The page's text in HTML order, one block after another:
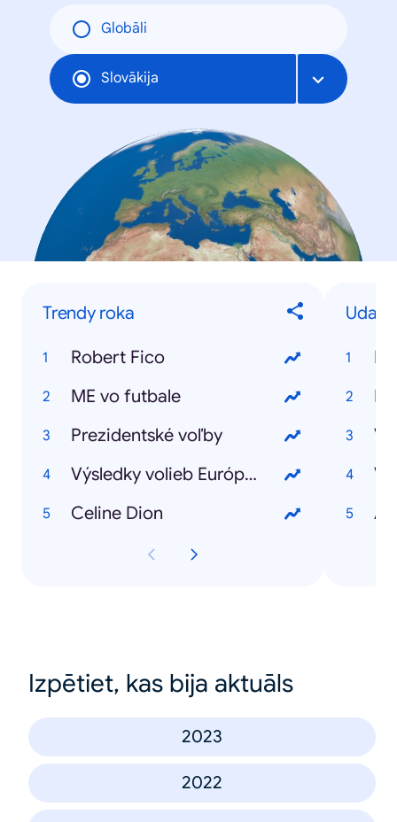
Globāli
Slovākija
Trendy roka
Robert Fico
ME vo futbale
Prezidentské voľby
Výsledky volieb Európska únia
Celine Dion
Izpētiet, kas bija aktuāls
2023
2022